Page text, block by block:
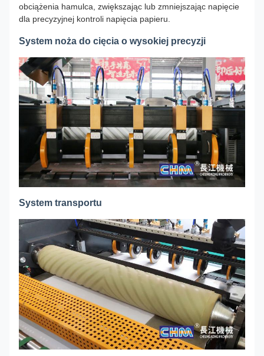
obciążenia hamulca, zwiększając lub zmniejszając napięcie
dla precyzyjnej kontroli napięcia papieru.
System noża do cięcia o wysokiej precyzji
System transportu